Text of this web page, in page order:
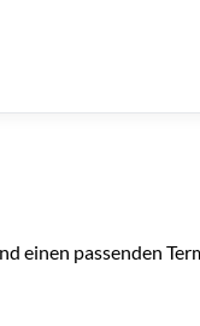
einen passenden